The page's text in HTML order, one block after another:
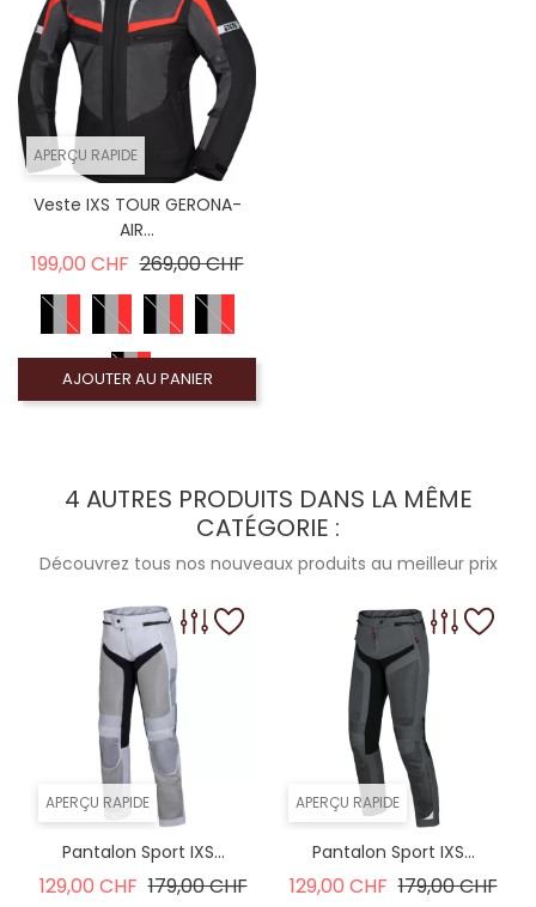
APERÇU RAPIDE
Veste IXS TOUR GERONA-
AIR...
199,00 CHF Prix de base
269,00 CHFPrix
AJOUTER AU PANIER
4 AUTRES PRODUITS DANS LA MÊME
CATÉGORIE :
Découvrez tous nos nouveaux produits au meilleur prix
APERÇU RAPIDE
Pantalon Sport IXS...
129,00 CHF Prix de base
179,00 CHFPrix
APERÇU RAPIDE
Pantalon Sport IXS...
129,00 CHF Prix de base
179,00 CHFPrix